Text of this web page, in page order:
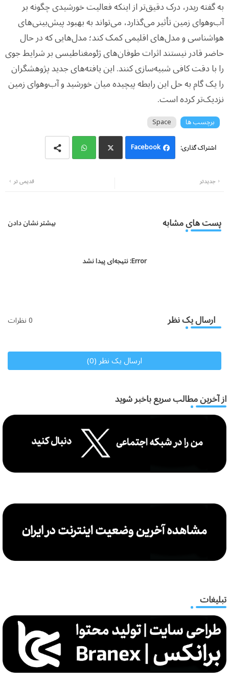
به گفته ریدر، درک دقیق‌تر از اینکه فعالیت خورشیدی چگونه بر
آب‌وهوای زمین تأثیر می‌گذارد، می‌تواند به بهبود پیش‌بینی‌های
هواشناسی و مدل‌های اقلیمی کمک کند؛ مدل‌هایی که در حال
حاضر قادر نیستند اثرات طوفان‌های ژئومغناطیسی بر شرایط جوی
را با دقت کافی شبیه‌سازی کنند. این یافته‌های جدید پژوهشگران
را یک گام به حل این رابطه پیچیده میان خورشید و آب‌وهوای زمین
نزدیک‌تر کرده است.
برچسب ها
Space
Facebook
جدیدتر قدیمی تر
پست های مشابه بیشتر نشان دادن
Error: نتیجه‌ای پیدا نشد
ارسال یک نظر 0 نظرات
ارسال یک نظر (0)
از آخرین مطالب سریع باخبر شوید
تبلیغات